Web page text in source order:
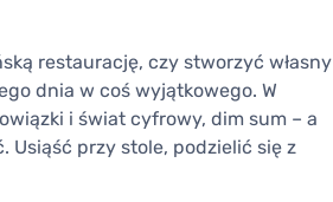
restaurację, czy stworzyć własny
dnia w coś wyjątkowego. W
i świat cyfrowy, dim sum – a
Usiąść przy stole, podzielić się z